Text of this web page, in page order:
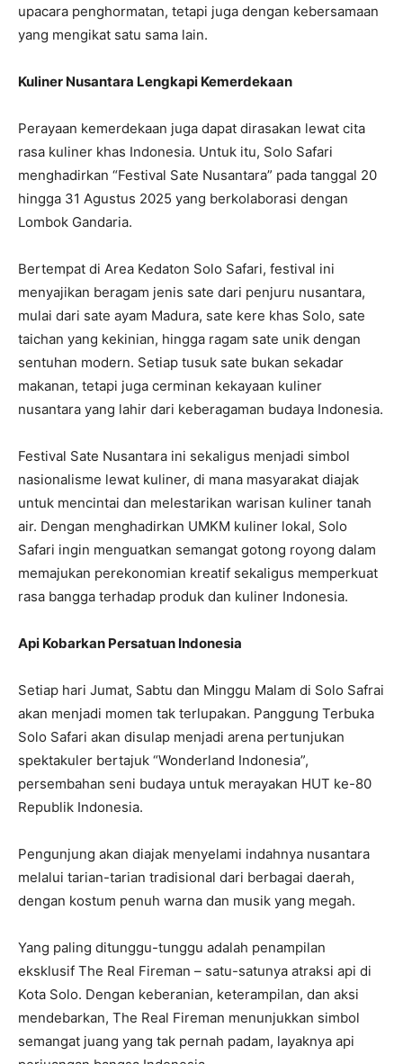
upacara penghormatan, tetapi juga dengan kebersamaan
yang mengikat satu sama lain.
Kuliner Nusantara Lengkapi Kemerdekaan
Perayaan kemerdekaan juga dapat dirasakan lewat cita
rasa kuliner khas Indonesia. Untuk itu, Solo Safari
menghadirkan “Festival Sate Nusantara” pada tanggal 20
hingga 31 Agustus 2025 yang berkolaborasi dengan
Lombok Gandaria.
Bertempat di Area Kedaton Solo Safari, festival ini
menyajikan beragam jenis sate dari penjuru nusantara,
mulai dari sate ayam Madura, sate kere khas Solo, sate
taichan yang kekinian, hingga ragam sate unik dengan
sentuhan modern. Setiap tusuk sate bukan sekadar
makanan, tetapi juga cerminan kekayaan kuliner
nusantara yang lahir dari keberagaman budaya Indonesia.
Festival Sate Nusantara ini sekaligus menjadi simbol
nasionalisme lewat kuliner, di mana masyarakat diajak
untuk mencintai dan melestarikan warisan kuliner tanah
air. Dengan menghadirkan UMKM kuliner lokal, Solo
Safari ingin menguatkan semangat gotong royong dalam
memajukan perekonomian kreatif sekaligus memperkuat
rasa bangga terhadap produk dan kuliner Indonesia.
Api Kobarkan Persatuan Indonesia
Setiap hari Jumat, Sabtu dan Minggu Malam di Solo Safrai
akan menjadi momen tak terlupakan. Panggung Terbuka
Solo Safari akan disulap menjadi arena pertunjukan
spektakuler bertajuk “Wonderland Indonesia”,
persembahan seni budaya untuk merayakan HUT ke-80
Republik Indonesia.
Pengunjung akan diajak menyelami indahnya nusantara
melalui tarian-tarian tradisional dari berbagai daerah,
dengan kostum penuh warna dan musik yang megah.
Yang paling ditunggu-tunggu adalah penampilan
eksklusif The Real Fireman – satu-satunya atraksi api di
Kota Solo. Dengan keberanian, keterampilan, dan aksi
mendebarkan, The Real Fireman menunjukkan simbol
semangat juang yang tak pernah padam, layaknya api